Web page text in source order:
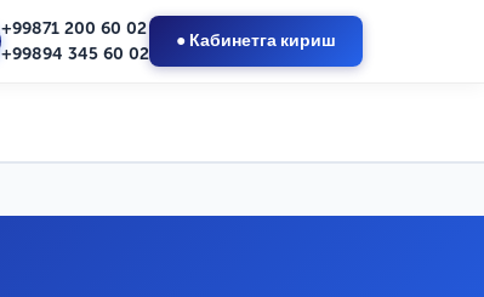
+99871 200 60 02
+99894 345 60 02
● Кабинетга кириш